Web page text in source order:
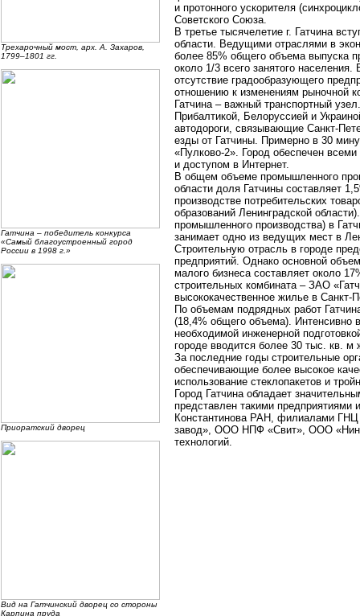
Трехарочный мост, арх. А. Захаров,
1799–1801 гг.
Гатчина – победитель конкурса
«Самый благоустроенный город
России в 1998 г.»
Приоратский дворец
Вид на Гатчинский дворец со стороны
Карпина пруда
и протонного ускорителя
Советского Союза.
В третье тысячелетие г. Гатчина
области. Ведущими отраслями в
более 85% общего объема выпуска
около 1/3 всего занятого
отсутствие градообразующего
отношению к изменениям рыночной
Гатчина – важный транспортный
Прибалтикой, Белоруссией и
автодороги, связывающие Санкт-
езды от Гатчины. Примерно в 30
«Пулково-2». Город обеспечен
и доступом в Интернет.
В общем объеме промышленного
области доля Гатчины составляет
производстве потребительских
образований Ленинградской
промышленного производства) в
занимает одно из ведущих мест в
Строительную отрасль в городе
предприятий. Однако основной
малого бизнеса составляет около
строительных комбината – ЗАО
высококачественное жилье в Санкт-
По объемам подрядных работ
(18,4% общего объема). Интенсивно
необходимой инженерной
городе вводится более 30 тыс. кв. м
За последние годы строительные
обеспечивающие более высокое
использование стеклопакетов и
Город Гатчина обладает
представлен такими предприятиями
Константинова РАН, филиалами
завод», ООО НПФ «Свит», ООО
технологий.